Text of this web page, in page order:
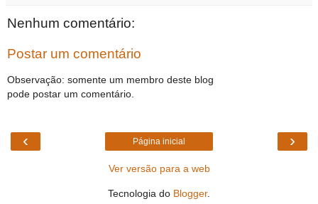
Nenhum comentário:
Postar um comentário
Observação: somente um membro deste blog
pode postar um comentário.
‹ ›
Página inicial
Ver versão para a web
Tecnologia do Blogger.